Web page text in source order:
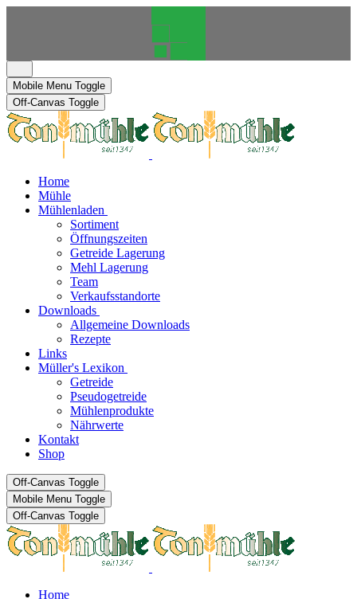
Mobile Menu Toggle
Off-Canvas Toggle
Home
Mühle
Mühlenladen
Sortiment
Öffnungszeiten
Getreide Lagerung
Mehl Lagerung
Team
Verkaufsstandorte
Downloads
Allgemeine Downloads
Rezepte
Links
Müller's Lexikon
Getreide
Pseudogetreide
Mühlenprodukte
Nährwerte
Kontakt
Shop
Off-Canvas Toggle
Mobile Menu Toggle
Off-Canvas Toggle
Home